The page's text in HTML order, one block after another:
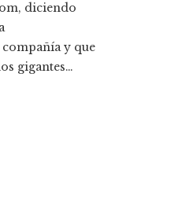
diciendo
y que
gigantes…